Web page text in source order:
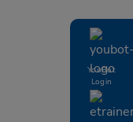
YouBot
Login